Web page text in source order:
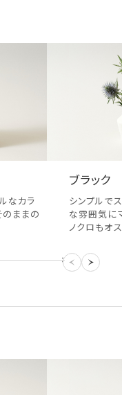
なカラ
のままの
ブラック
シンプルで
な雰囲気に
ノクロもオ